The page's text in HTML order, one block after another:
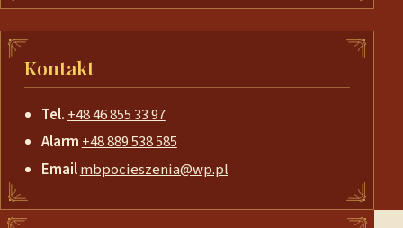
Kontakt
Tel. +48 46 855 33 97
Alarm+48 889 538 585
Emailmbpocieszenia@wp.pl